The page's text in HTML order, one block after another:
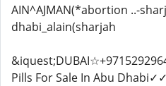
AIN^AJMAN(*abortion ..-
dhabi_alain(sharjah
Pills For Sale In Abu